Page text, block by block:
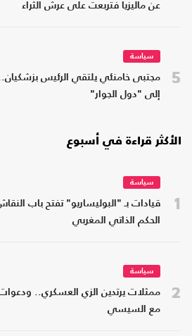
عن ماليزيا فتربعت على عرش الثراء
5
سياسة
مجتبى خامنئي يلتقي الرئيس
إلى "دول الجوار"
الأكثر قراءة في أسبوع
1
سياسة
قيادات بـ "البوليساريو" تفتح باب
الحكم الذاتي المغربي
2
سياسة
ممثلات يرتدين الزي العسكري..
مع السيسي